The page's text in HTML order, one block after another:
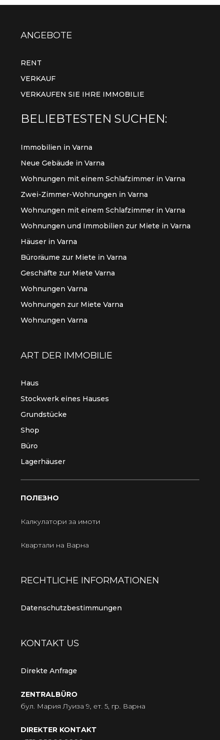
ANGEBOTE
RENT
VERKAUF
VERKAUFEN SIE IHRE IMMOBILIE
BELIEBTESTEN SUCHEN:
Immobilien in Varna
Neue Gebäude in Varna
Wohnungen mit einem Schlafzimmer in Varna
Zwei-Zimmer-Wohnungen in Varna
Wohnungen mit einem Schlafzimmer in Varna
Wohnungen und Immobilien zur Miete in Varna
Häuser in Varna
Büroräume zur Miete in Varna
Geschäfte zur Miete Varna
Wohnungen Varna
Wohnungen zur Miete Varna
Wohnungen Varna
ART DER IMMOBILIE
Haus
Stockwerk eines Hauses
Grundstücke
Shop
Büro
Lagerhäuser
ПОЛЕЗНО
Калкулатори за имоти
Квартали на Варна
RECHTLICHE INFORMATIONEN
Datenschutzbestimmungen
KONTAKT US
Direkte Anfrage
ZENTRALBÜRO
бул. Мария Луиза 9, ет. 5, гр. Варна
DIREKTER KONTAKT